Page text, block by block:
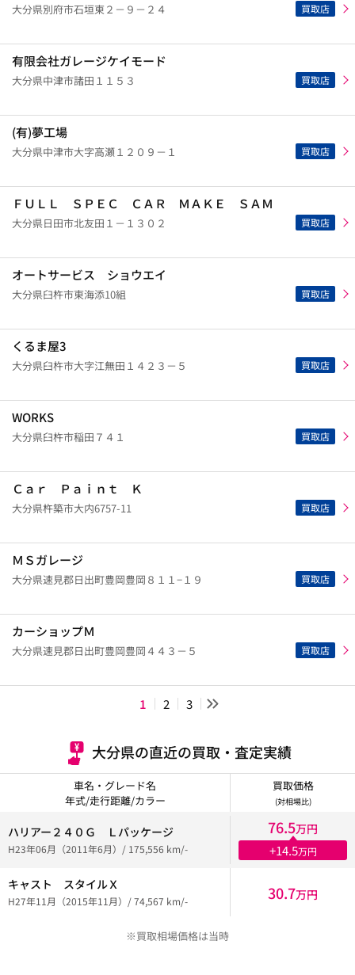
買取店
大分県別府市石垣東２－９－２４
買取店
有限会社ガレージケイモード
大分県中津市諸田１１５３
買取店
(有)夢工場
大分県中津市大字高瀬１２０９－１
買取店
ＦＵＬＬ ＳＰＥＣ ＣＡＲ ＭＡＫＥ ＳＡＭ
大分県日田市北友田１－１３０２
買取店
オートサービス ショウエイ
大分県臼杵市東海添10組
買取店
くるま屋3
大分県臼杵市大字江無田１４２３－５
買取店
WORKS
大分県臼杵市稲田７４１
買取店
Ｃａｒ Ｐａｉｎｔ Ｋ
大分県杵築市大内6757-11
買取店
ＭＳガレージ
大分県速見郡日出町豊岡豊岡８１１−１９
買取店
カーショップＭ
大分県速見郡日出町豊岡豊岡４４３－５
1 2 3
大分県の直近の買取・査定実績
車名・グレード名
年式/走行距離/カラー
買取価格
(対相場比)
ハリアー２４０Ｇ Ｌパッケージ
H23年06月（2011年6月）/ 175,556 km/-
76.5万円
+14.5万円
キャスト スタイルＸ
H27年11月（2015年11月）/ 74,567 km/- 30.7万円
※買取相場価格は当時